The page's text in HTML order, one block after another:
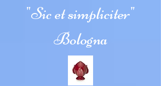
"Sic et simpliciter"
Bologna